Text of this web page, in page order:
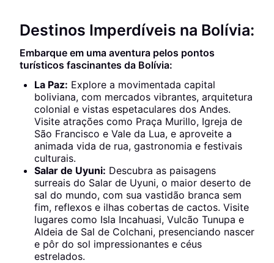
Destinos Imperdíveis na Bolívia:
Embarque em uma aventura pelos pontos
turísticos fascinantes da Bolívia:
La Paz: Explore a movimentada capital
boliviana, com mercados vibrantes, arquitetura
colonial e vistas espetaculares dos Andes.
Visite atrações como Praça Murillo, Igreja de
São Francisco e Vale da Lua, e aproveite a
animada vida de rua, gastronomia e festivais
culturais.
Salar de Uyuni: Descubra as paisagens
surreais do Salar de Uyuni, o maior deserto de
sal do mundo, com sua vastidão branca sem
fim, reflexos e ilhas cobertas de cactos. Visite
lugares como Isla Incahuasi, Vulcão Tunupa e
Aldeia de Sal de Colchani, presenciando nascer
e pôr do sol impressionantes e céus
estrelados.